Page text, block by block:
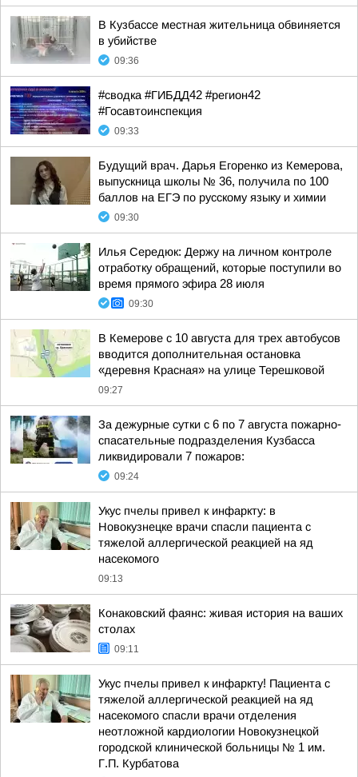
В Кузбассе местная жительница обвиняется
в убийстве
09:36
#сводка #ГИБДД42 #регион42
#Госавтоинспекция
09:33
Будущий врач. Дарья Егоренко из Кемерова,
выпускница школы № 36, получила по 100
баллов на ЕГЭ по русскому языку и химии
09:30
Илья Середюк: Держу на личном контроле
отработку обращений, которые поступили во
время прямого эфира 28 июля
09:30
В Кемерове с 10 августа для трех автобусов
вводится дополнительная остановка
«деревня Красная» на улице Терешковой
09:27
За дежурные сутки с 6 по 7 августа пожарно-
спасательные подразделения Кузбасса
ликвидировали 7 пожаров:
09:24
Укус пчелы привел к инфаркту: в
Новокузнецке врачи спасли пациента с
тяжелой аллергической реакцией на яд
насекомого
09:13
Конаковский фаянс: живая история на ваших
столах
09:11
Укус пчелы привел к инфаркту! Пациента с
тяжелой аллергической реакцией на яд
насекомого спасли врачи отделения
неотложной кардиологии Новокузнецкой
городской клинической больницы № 1 им.
Г.П. Курбатова